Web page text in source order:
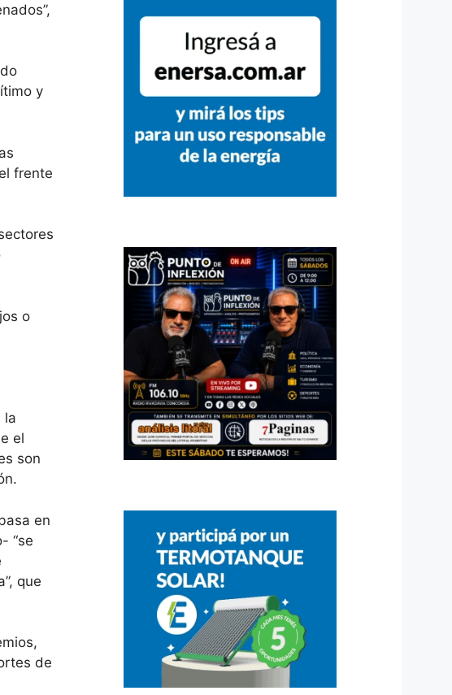
y
frente
o
la
el
son
en
“se
que
de